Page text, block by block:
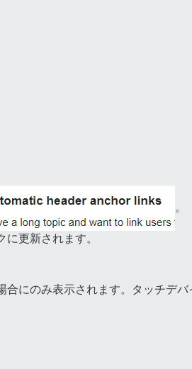
。
更新されます。
にのみ表示されます。タッチデバ